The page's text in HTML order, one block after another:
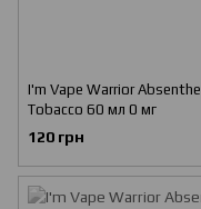
I'm Vape Warrior Absenthe
Tobacco 60 мл 0 мг
120 грн